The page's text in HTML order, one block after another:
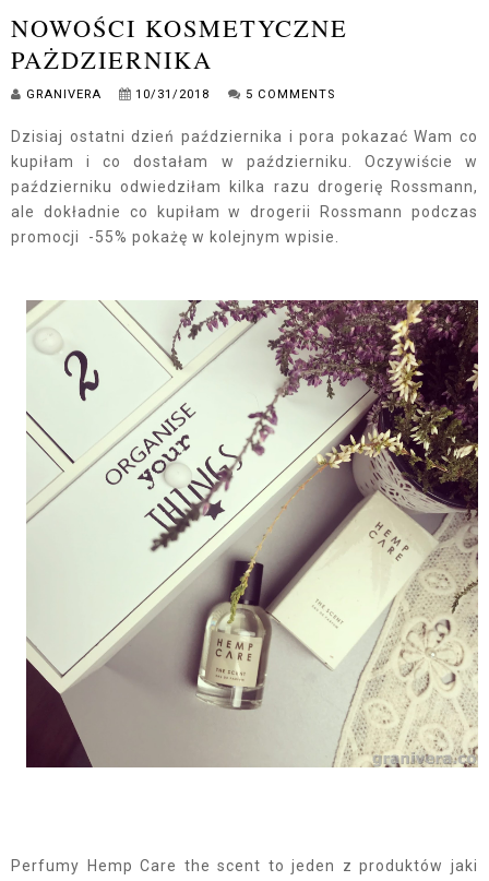
NOWOŚCI KOSMETYCZNE
PAŻDZIERNIKA
GRANIVERA 10/31/2018 5 COMMENTS
Dzisiaj ostatni dzień października i pora pokazać Wam co
kupiłam i co dostałam w październiku. Oczywiście w
październiku odwiedziłam kilka razu drogerię Rossmann,
ale dokładnie co kupiłam w drogerii Rossmann podczas
promocji -55% pokażę w kolejnym wpisie.
Perfumy Hemp Care the scent to jeden z produktów jaki